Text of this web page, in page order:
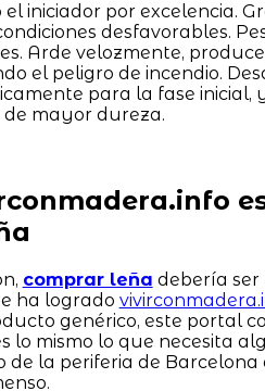
iniciador por excelencia.
desfavorables.
Arde velozmente,
el peligro de incendio.
para la fase inicial,
mayor dureza.
comprar leña debería ser
ha logrado
genérico, este portal
lo mismo lo que necesita
de la periferia de